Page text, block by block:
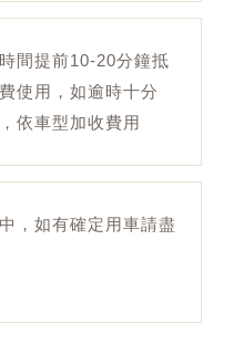
間提前10-20分鐘抵
使用，如逾時十分
依車型加收費用
，如有確定用車請盡